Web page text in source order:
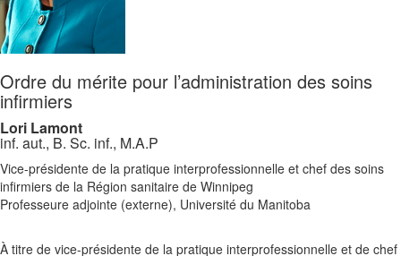
Ordre du mérite pour l’administration des soins
infirmiers
Lori Lamont
inf. aut., B. Sc. inf., M.A.P
Vice-présidente de la pratique interprofessionnelle et chef des soins
infirmiers de la Région sanitaire de Winnipeg
Professeure adjointe (externe), Université du Manitoba
À titre de vice-présidente de la pratique interprofessionnelle et de chef